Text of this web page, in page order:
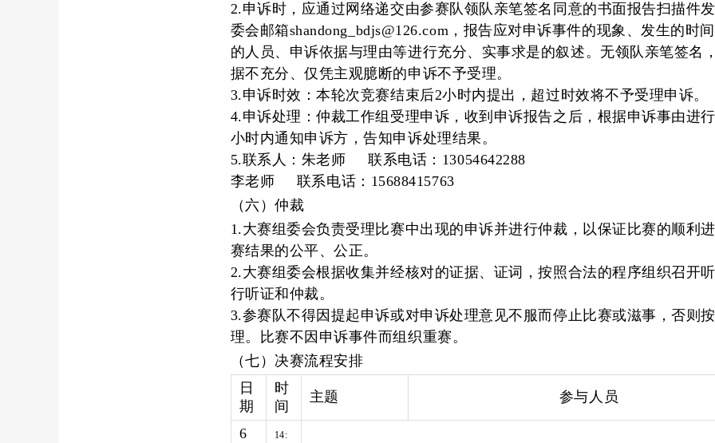
2.申诉时，应通过网络递交由参赛队领队亲笔签名同意的书面报告扫描件
委会邮箱shandong_bdjs@126.com，报告应对申诉事件的现象、发生的时
的人员、申诉依据与理由等进行充分、实事求是的叙述。无领队亲笔签名
据不充分、仅凭主观臆断的申诉不予受理。
3.申诉时效：本轮次竞赛结束后2小时内提出，超过时效将不予受理申诉。
4.申诉处理：仲裁工作组受理申诉，收到申诉报告之后，根据申诉事由进
小时内通知申诉方，告知申诉处理结果。
5.联系人： 朱老师 联系电话： 13054642288
李老师
联系电话： 15688415763
（六）仲裁
1.大赛组委会负责受理比赛中出现的申诉并进行仲裁，以保证比赛的顺利
赛结果的公平、公正。
2.大赛组委会根据收集并经核对的证据、证词，按照合法的程序组织召开
行听证和仲裁。
3.参赛队不得因提起申诉或对申诉处理意见不服而停止比赛或滋事，否则
理。比赛不因申诉事件而组织重赛。
（七） 决赛流程安排
日
期
时
间
主题 参与人员
6
14: